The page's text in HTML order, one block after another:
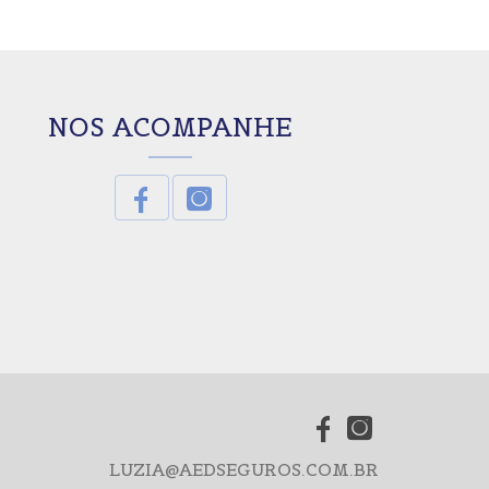
NOS ACOMPANHE
LUZIA@AEDSEGUROS.COM.BR